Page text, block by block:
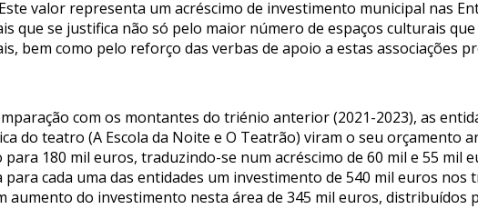
valor representa um acréscimo de investimento municipal nas
que se justifica não só pelo maior número de espaços culturais
bem como pelo reforço das verbas de apoio a estas associações
com os montantes do triénio anterior (2021-2023), as
do teatro (A Escola da Noite e O Teatrão) viram o seu orçamento
180 mil euros, traduzindo-se num acréscimo de 60 mil e 55 mil
cada uma das entidades um investimento de 540 mil euros nos
do investimento nesta área de 345 mil euros, distribuídos